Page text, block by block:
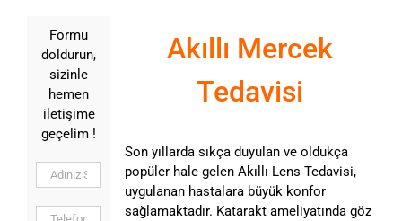
Formu
doldurun,
sizinle
hemen
iletişime
geçelim !
Akıllı Mercek
Tedavisi
Son yıllarda sıkça duyulan ve oldukça
popüler hale gelen Akıllı Lens Tedavisi,
uygulanan hastalara büyük konfor
sağlamaktadır. Katarakt ameliyatında göz